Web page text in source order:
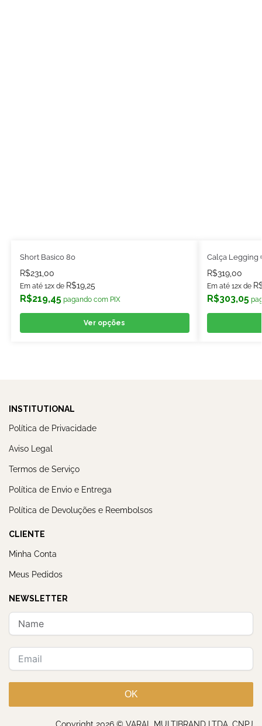
Short Basico 80
R$231,00
Em até 12x de R$19,25
R$219,45 pagando com PIX
Ver opções
Calça Legging
R$319,00
Em até 12x de
R$303,05
INSTITUTIONAL
Política de Privacidade
Aviso Legal
Termos de Serviço
Política de Envio e Entrega
Política de Devoluções e Reembolsos
CLIENTE
Minha Conta
Meus Pedidos
NEWSLETTER
OK